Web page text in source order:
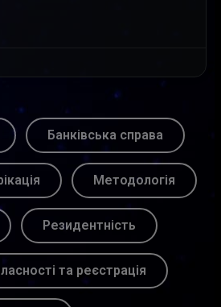
Банківська справа
Методологія
Резидентність
та реєстрація